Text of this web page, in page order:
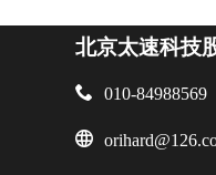
北京太速科技
 010-84988569
